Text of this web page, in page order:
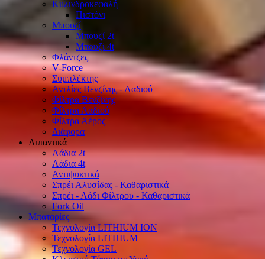
Κυλινδροκεφαλή
Πιστόνι
Μπουζί
Μπουζί 2t
Μπουζί 4t
Φλάντζες
V-Force
Συμπλέκτης
Αντλίες Βενζίνης - Λαδιού
Φίλτρα Βενζίνης
Φίλτρα Λαδιού
Φίλτρα Αέρος
Διάφορα
Λιπαντικά
Λάδια 2t
Λάδια 4t
Αντιψυκτικά
Σπρέι Αλυσίδας - Καθαριστικά
Σπρέι - Λάδι Φίλτρου - Καθαριστικά
Fork Oil
Μπαταρίες
Τεχνολογία LITHIUM ION
Τεχνολογία LITHIUM
Τεχνολογία GEL